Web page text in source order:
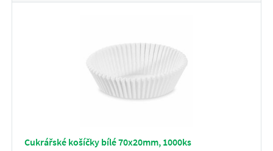
Cukrářské košíčky bílé 70x20mm, 1000ks